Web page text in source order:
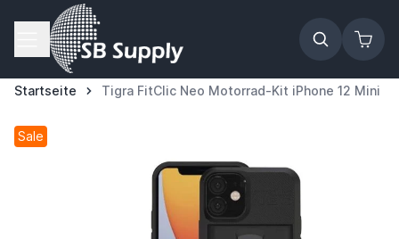
Zum Inhalt springen
Startseite Tigra FitClic Neo Motorrad-Kit iPhone 12 Mini
Sale